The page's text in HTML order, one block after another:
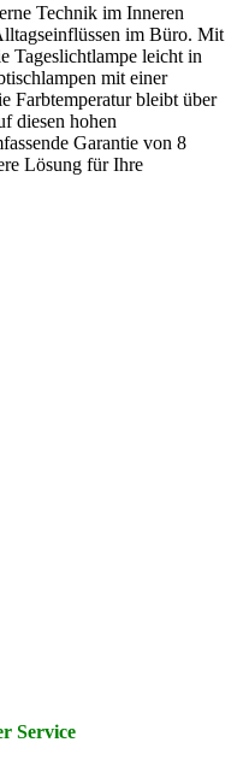
Technik im Inneren
im Büro. Mit
Tageslichtlampe leicht in
mit einer
Farbtemperatur bleibt über
diesen hohen
Garantie von 8
Lösung für Ihre
Service